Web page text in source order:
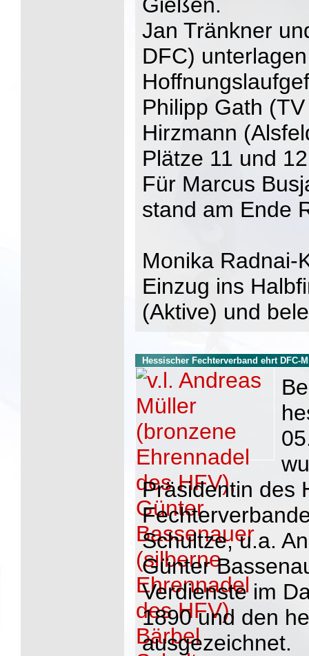
Jan Tränkner
DFC)
Philipp Gath
Hirzmann
Plätze 11 und
Für Marcus
stand am Ende
Monika Radnai-
Einzug ins
(Aktive) und
Hessischer Fechterverband ehrt DFC-
Präsidentin des
Schultze, u.a.
Günter
Verdienste im
1890 und den
ausgezeichnet.